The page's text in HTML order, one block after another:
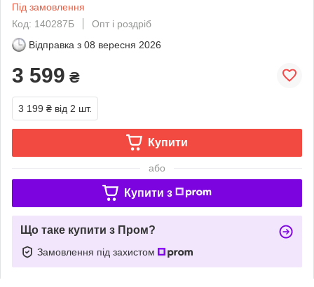
Під замовлення
Код: 140287Б
Опт і роздріб
Відправка з 08 вересня 2026
3 599 ₴
3 199 ₴ від 2 шт.
Купити
або
Купити з
Що таке купити з Пром?
Замовлення під захистом